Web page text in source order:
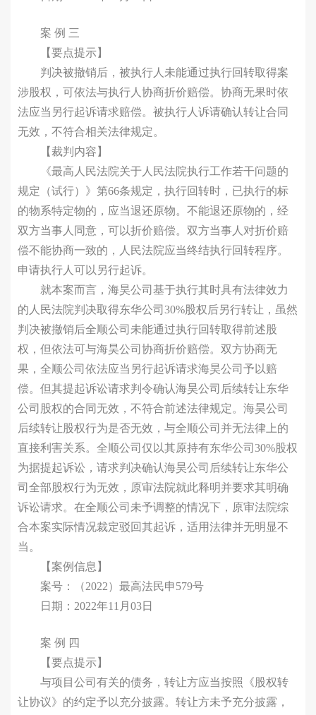
案 例 三
【要点提示】
判决被撤销后，被执行人未能通过执行回转取得案
涉股权，可依法与执行人协商折价赔偿。协商无果时依
法应当另行起诉请求赔偿。被执行人诉请确认转让合同
无效，不符合相关法律规定。
【裁判内容】
《最高人民法院关于人民法院执行工作若干问题的
规定（试行）》第66条规定，执行回转时，已执行的标
的物系特定物的，应当退还原物。不能退还原物的，经
双方当事人同意，可以折价赔偿。双方当事人对折价赔
偿不能协商一致的，人民法院应当终结执行回转程序。
申请执行人可以另行起诉。
就本案而言，海昊公司基于执行其时具有法律效力
的人民法院判决取得东华公司30%股权后另行转让，虽然
判决被撤销后全顺公司未能通过执行回转取得前述股
权，但依法可与海昊公司协商折价赔偿。双方协商无
果，全顺公司依法应当另行起诉请求海昊公司予以赔
偿。但其提起诉讼请求判令确认海昊公司后续转让东华
公司股权的合同无效，不符合前述法律规定。海昊公司
后续转让股权行为是否无效，与全顺公司并无法律上的
直接利害关系。全顺公司仅以其原持有东华公司30%股权
为据提起诉讼，请求判决确认海昊公司后续转让东华公
司全部股权行为无效，原审法院就此释明并要求其明确
诉讼请求。在全顺公司未予调整的情况下，原审法院综
合本案实际情况裁定驳回其起诉，适用法律并无明显不
当。
【案例信息】
案号：（2022）最高法民申579号
日期：2022年11月03日
案 例 四
【要点提示】
与项目公司有关的债务，转让方应当按照《股权转
让协议》的约定予以充分披露。转让方未予充分披露，